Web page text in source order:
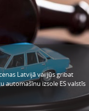
Latvijā vai jūs gribat
automašīnu izsole ES valstīs